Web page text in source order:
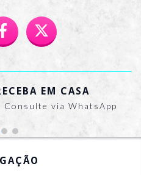
EM CASA
via WhatsApp